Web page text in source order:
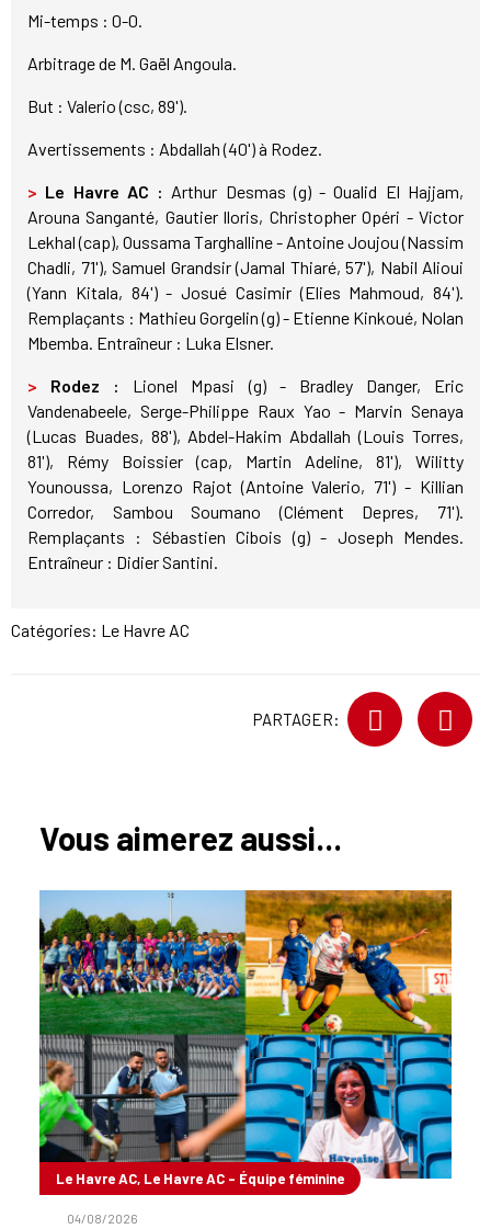
Mi-temps : 0-0.
Arbitrage de M. Gaël Angoula.
But : Valerio (csc, 89').
Avertissements : Abdallah (40') à Rodez.
> Le Havre AC : Arthur Desmas (g) - Oualid El Hajjam,
Arouna Sanganté, Gautier lloris, Christopher Opéri - Victor
Lekhal (cap), Oussama Targhalline - Antoine Joujou (Nassim
Chadli, 71'), Samuel Grandsir (Jamal Thiaré, 57'), Nabil Alioui
(Yann Kitala, 84') - Josué Casimir (Elies Mahmoud, 84').
Remplaçants : Mathieu Gorgelin (g) - Etienne Kinkoué, Nolan
Mbemba. Entraîneur : Luka Elsner.
> Rodez :
Lionel Mpasi (g) - Bradley Danger, Eric
Vandenabeele, Serge-Philippe Raux Yao - Marvin Senaya
(Lucas Buades, 88'), Abdel-Hakim Abdallah (Louis Torres,
81'), Rémy Boissier (cap, Martin Adeline, 81'), Wilitty
Younoussa, Lorenzo Rajot (Antoine Valerio, 71') - Killian
Corredor, Sambou Soumano (Clément Depres, 71').
Remplaçants : Sébastien Cibois (g) - Joseph Mendes.
Entraîneur : Didier Santini.
Catégories: Le Havre AC
PARTAGER:
Vous aimerez aussi...
Le Havre AC, Le Havre AC - Équipe féminine
04/08/2026